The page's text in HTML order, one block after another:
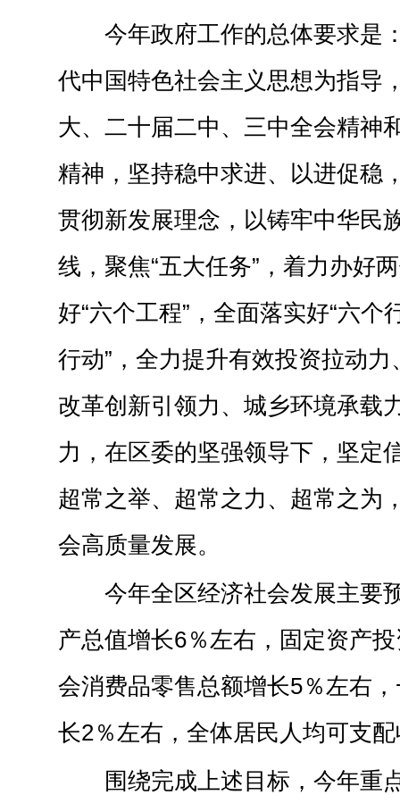
今年政府工作的总体要求是
代中国特色社会主义思想为指导
大、二十届二中、三中全会精神
精神，坚持稳中求进、以进促稳
贯彻新发展理念，以铸牢中华民
线，聚焦“五大任务”，着力办好
好“六个工程”，全面落实好“六个
行动”，全力提升有效投资拉动
改革创新引领力、城乡环境承载
力，在区委的坚强领导下，坚定
超常之举、超常之力、超常之为
会高质量发展。
今年全区经济社会发展主要
产总值增长6％左右，固定资产
会消费品零售总额增长5％左右
长2％左右，全体居民人均可支
围绕完成上述目标，今年重